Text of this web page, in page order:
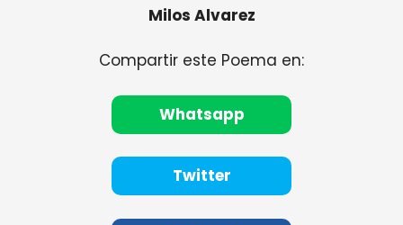
Milos Alvarez
Compartir este Poema en:
Whatsapp
Twitter